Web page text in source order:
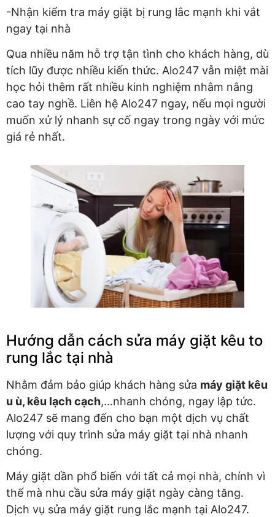
-Nhận kiểm tra máy giặt bị rung lắc mạnh khi vắt
ngay tại nhà
Qua nhiều năm hỗ trợ tận tình cho khách hàng, dù
tích lũy được nhiều kiến thức. Alo247 vẫn miệt mài
học hỏi thêm rất nhiều kinh nghiệm nhằm nâng
cao tay nghề. Liên hệ Alo247 ngay, nếu mọi người
muốn xử lý nhanh sự cố ngay trong ngày với mức
giá rẻ nhất.
Hướng dẫn cách sửa máy giặt kêu to
rung lắc tại nhà
Nhằm đảm bảo giúp khách hàng sửa máy giặt kêu
u ù, kêu lạch cạch,…nhanh chóng, ngay lập tức.
Alo247 sẽ mang đến cho bạn một dịch vụ chất
lượng với quy trình sửa máy giặt tại nhà nhanh
chóng.
Máy giặt dần phổ biến với tất cả mọi nhà, chính vì
thế mà nhu cầu sửa máy giặt ngày càng tăng.
Dịch vụ sửa máy giặt rung lắc mạnh tại Alo247.